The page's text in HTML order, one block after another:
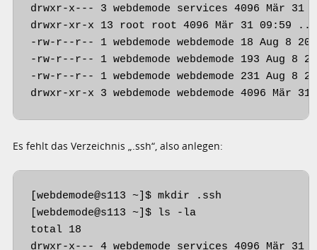
drwxr-x--- 3 webdemode services 4096 Mär 31
drwxr-xr-x 13 root root 4096 Mär 31 09:59 ..
-rw-r--r-- 1 webdemode webdemode 18 Aug 8
-rw-r--r-- 1 webdemode webdemode 193 Aug 8
-rw-r--r-- 1 webdemode webdemode 231 Aug 8
drwxr-xr-x 3 webdemode webdemode 4096 Mär
Es fehlt das Verzeichnis „.ssh“, also anlegen:
[webdemode@s113 ~]$ mkdir .ssh
[webdemode@s113 ~]$ ls -la
total 18
drwxr-x--- 4 webdemode services 4096 Mär 31